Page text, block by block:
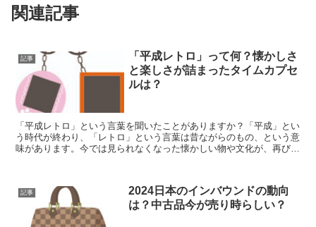
関連記事
記事
「平成レトロ」って何？懐かしさ
と楽しさが詰まったタイムカプセ
ルは？
「平成レトロ」という言葉を聞いたことがありますか？「平成」とい
う時代が終わり、「レトロ」という言葉は昔ながらのもの、という意
味があります。今では見られなくなった懐かしい物や文化が、再び注
記事
2024日本のインバウンドの動向
は？中古品今が売り時らしい？